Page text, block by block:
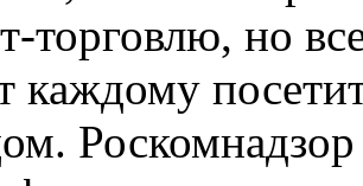
торговлю, но
каждому